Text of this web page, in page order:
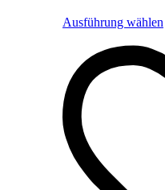
Ausführung wählen